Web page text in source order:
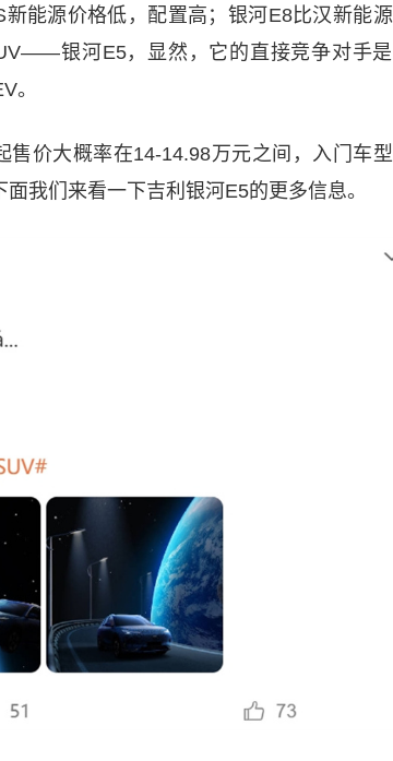
能源价格低，配置高；银河E8比汉新能
银河E5，显然，它的直接竞争对手
。
价大概率在14-14.98万元之间，入门车
我们来看一下吉利银河E5的更多信息。